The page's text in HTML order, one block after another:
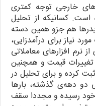
خارجی توجه کمتری
است. کسانیکه از تحلیل
هم جزو همین دسته
نیاز برای درآمدزایی،
نرم افزارهای معاملاتی
تغییرات قیمت و همچنین
کرده و برای تحلیل در
دو دهه‌ی گذشته، بارها
خود رسیده و مجددا سقف